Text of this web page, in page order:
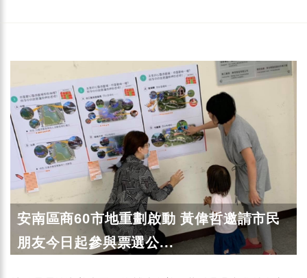
安南區商60市地重劃啟動 黃偉哲邀請市民
朋友今日起參與票選公...